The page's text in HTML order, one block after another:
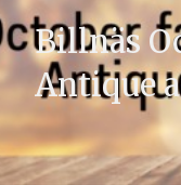
Billnäs
Antique